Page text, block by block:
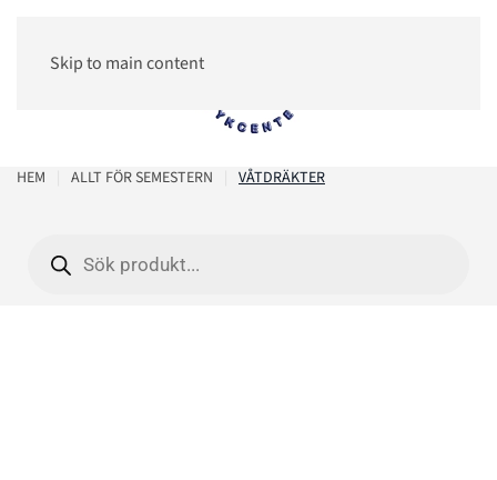
Skip to main content
HEM ALLT FÖR SEMESTERN VÅTDRÄKTER
search